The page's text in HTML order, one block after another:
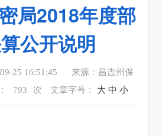
局2018年度部
公开说明
25 16:51:45
来源：昌吉州保
793 次 文章字号： 大 中 小